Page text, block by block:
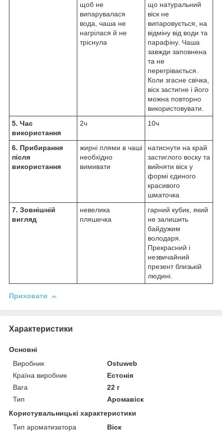
щоб не
випарувалася
вода, чаша не
нагрілася й не
тріснула
що натуральний
віск не
випаровується, на
відміну від води та
парафіну. Чаша
завжди заповнена
та не
перегрівається.
Коли згасне свічка,
віск застигне і його
можна повторно
використовувати.
5. Час
використання
2ч 10ч
6. Прибирання
після
використання
жирні плями в чаші
необхідно
вимивати
натиснути на край
застиглого воску та
вийняти віск у
формі єдиного
красивого
шматочка
7. Зовнішній
вигляд
невелика
пляшечка
гарний кубик, який
не залишить
байдужим
володаря.
Прекрасний і
незвичайний
презент близькій
людині.
Приховати
Характеристики
Основні
Виробник
Ostuweb
Країна виробник
Естонія
Вага
22 г
Тип
Аромавіск
Користувальницькі характеристики
Тип ароматизатора
Віск